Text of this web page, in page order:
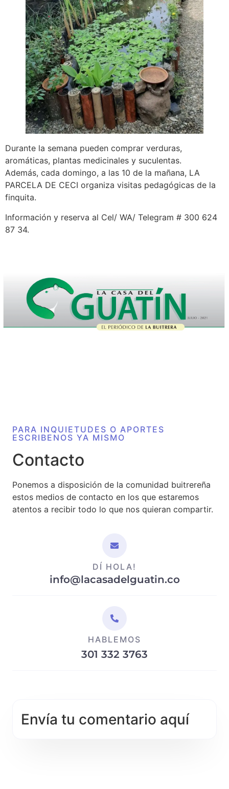
Durante la semana pueden comprar verduras,
aromáticas, plantas medicinales y suculentas.
Además, cada domingo, a las 10 de la mañana, LA
PARCELA DE CECI organiza visitas pedagógicas de la
finquita.
Información y reserva al Cel/ WA/ Telegram # 300 624
87 34.
PARA INQUIETUDES O APORTES
ESCRIBENOS YA MISMO
Contacto
Ponemos a disposición de la comunidad buitrereña
estos medios de contacto en los que estaremos
atentos a recibir todo lo que nos quieran compartir.
DÍ HOLA!
info@lacasadelguatin.co
HABLEMOS
301 332 3763
Envía tu comentario aquí